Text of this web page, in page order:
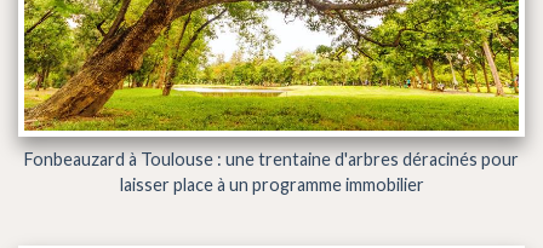
Fonbeauzard à Toulouse : une trentaine d'arbres déracinés pour
laisser place à un programme immobilier